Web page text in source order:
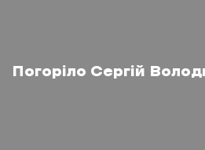
Погоріло Сергій